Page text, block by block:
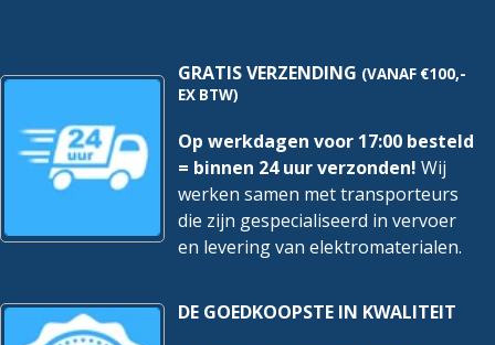
GRATIS VERZENDING (VANAF €100,-
EX BTW)
Op werkdagen voor 17:00 besteld
= binnen 24 uur verzonden! Wij
werken samen met transporteurs
die zijn gespecialiseerd in vervoer
en levering van elektromaterialen.
DE GOEDKOOPSTE IN KWALITEIT